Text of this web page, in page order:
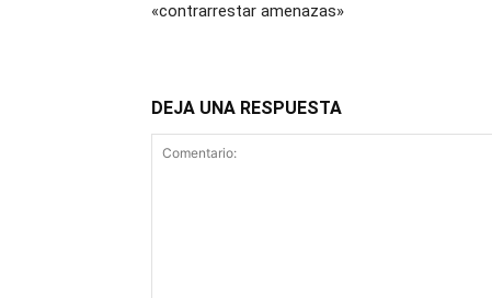
«contrarrestar amenazas»
DEJA UNA RESPUESTA